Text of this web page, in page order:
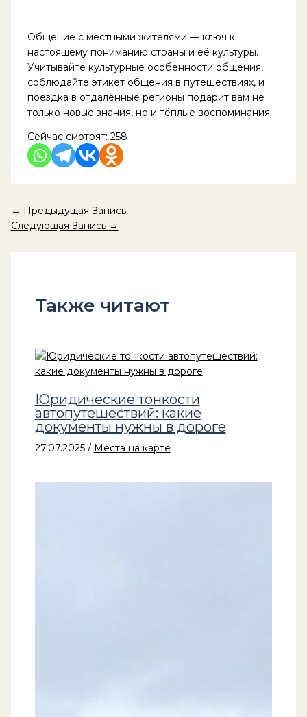
Общение с местными жителями — ключ к
настоящему пониманию страны и её культуры.
Учитывайте культурные особенности общения,
соблюдайте этикет общения в путешествиях, и
поездка в отдалённые регионы подарит вам не
только новые знания, но и тёплые воспоминания.
Сейчас смотрят: 258
← Предыдущая Запись
Следующая Запись →
Также читают
Юридические тонкости
автопутешествий: какие
документы нужны в дороге
27.07.2025 / Места на карте